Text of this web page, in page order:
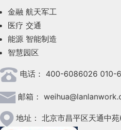
金融 航天军工
医疗 交通
能源 智能制造
智慧园区
电话： 400-6086026 010-
邮箱：
地址： 北京市昌平区天通中